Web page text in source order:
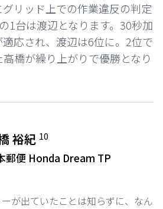
グリッド上での作業違反の判定
1台は渡辺となります。30秒加
応され、渡辺は6位に。2位で
橋が繰り上がりで優勝となり
裕紀 10
郵便 Honda Dream TP
が出ていたことは知らずに、なん